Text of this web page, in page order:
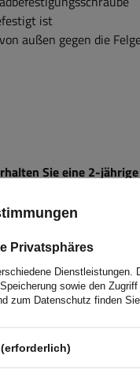
ist
außen gegen die
Sie eine 2-
Da wir uns
so einfach wie
Produkte? Nehmen
benötigen.
Privatsphäres
Dienstleistungen.
sowie den
zum Datenschutz finden